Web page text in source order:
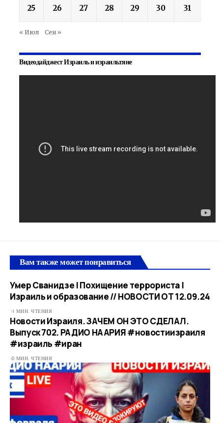
25 26 27 28 29 30 31
« Июл Сен »
Видеодайджест Израиль и израильтяне
Вам также может понравиться
Умер Сванидзе | Похищение террориста |
Израиль и образование // НОВОСТИ ОТ 12.09.24
1 МИН. ЧТЕНИЯ
Новости Израиля. ЗАЧЕМ ОН ЭТО СДЕЛАЛ.
Выпуск 702. РАДИО НААРИЯ #новостиизраиля
#израиль #иран
0 МИН. ЧТЕНИЯ